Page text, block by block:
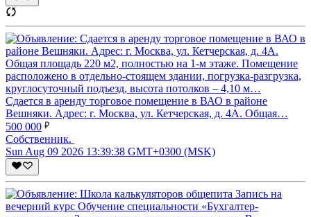
Сдается в аренду торговое помещение в ВАО в районе
Вешняки. Адрес: г. Москва, ул. Кетчерская, д. 4А. Общая…
500 000
Собственник.
Sun Aug 09 2026 13:39:38 GMT+0300 (MSK)